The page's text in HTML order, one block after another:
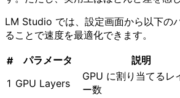
LM Studio では、設定画面から以下の
ることで速度を最適化できます。
# パラメータ 説明
1 GPU Layers
GPU に割り当てるレ
ー数